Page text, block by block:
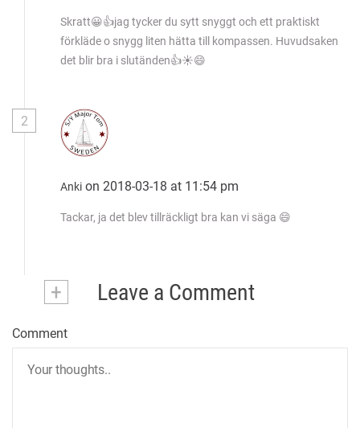
t
Skratt😀👍jag tycker du sytt snyggt och ett praktiskt
förkläde o snygg liten hätta till kompassen. Huvudsaken
det blir bra i slutänden👍☀️😄
2
Anki on 2018-03-18 at 11:54 pm
Tackar, ja det blev tillräckligt bra kan vi säga 😄
+ Leave a Comment
Comment